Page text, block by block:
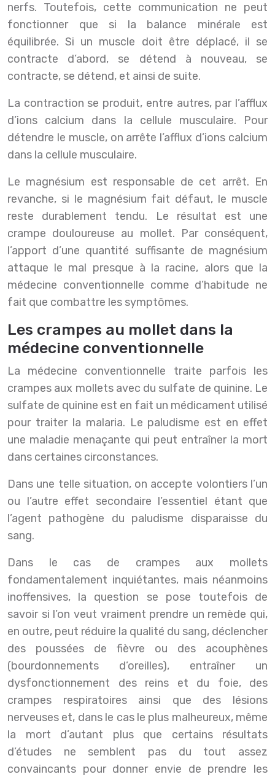
nerfs. Toutefois, cette communication ne peut
fonctionner que si la balance minérale est
équilibrée. Si un muscle doit être déplacé, il se
contracte d’abord, se détend à nouveau, se
contracte, se détend, et ainsi de suite.
La contraction se produit, entre autres, par l’afflux
d’ions calcium dans la cellule musculaire. Pour
détendre le muscle, on arrête l’afflux d’ions calcium
dans la cellule musculaire.
Le magnésium est responsable de cet arrêt. En
revanche, si le magnésium fait défaut, le muscle
reste durablement tendu. Le résultat est une
crampe douloureuse au mollet. Par conséquent,
l’apport d’une quantité suffisante de magnésium
attaque le mal presque à la racine, alors que la
médecine conventionnelle comme d’habitude ne
fait que combattre les symptômes.
Les crampes au mollet dans la
médecine conventionnelle
La médecine conventionnelle traite parfois les
crampes aux mollets avec du sulfate de quinine. Le
sulfate de quinine est en fait un médicament utilisé
pour traiter la malaria. Le paludisme est en effet
une maladie menaçante qui peut entraîner la mort
dans certaines circonstances.
Dans une telle situation, on accepte volontiers l’un
ou l’autre effet secondaire l’essentiel étant que
l’agent pathogène du paludisme disparaisse du
sang.
Dans le cas de crampes aux mollets
fondamentalement inquiétantes, mais néanmoins
inoffensives, la question se pose toutefois de
savoir si l’on veut vraiment prendre un remède qui,
en outre, peut réduire la qualité du sang, déclencher
des poussées de fièvre ou des acouphènes
(bourdonnements d’oreilles), entraîner un
dysfonctionnement des reins et du foie, des
crampes respiratoires ainsi que des lésions
nerveuses et, dans le cas le plus malheureux, même
la mort d’autant plus que certains résultats
d’études ne semblent pas du tout assez
convaincants pour donner envie de prendre les